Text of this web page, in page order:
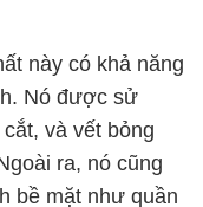
này có khả năng
Nó được sử
và vết bỏng
ra, nó cũng
bề mặt như quần